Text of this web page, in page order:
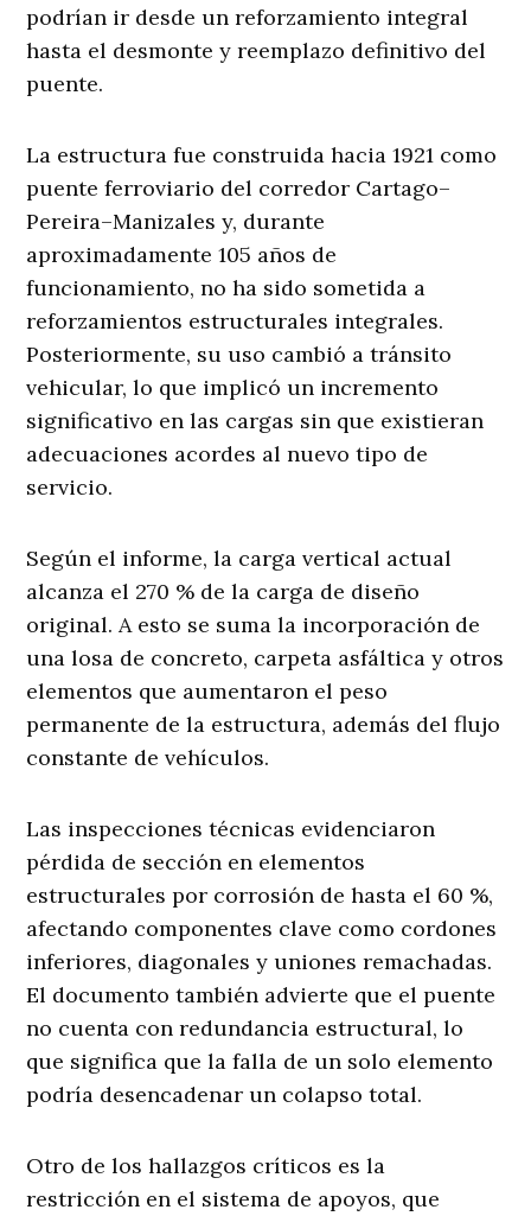
podrían ir desde un reforzamiento integral
hasta el desmonte y reemplazo definitivo del
puente.
La estructura fue construida hacia 1921 como
puente ferroviario del corredor Cartago–
Pereira–Manizales y, durante
aproximadamente 105 años de
funcionamiento, no ha sido sometida a
reforzamientos estructurales integrales.
Posteriormente, su uso cambió a tránsito
vehicular, lo que implicó un incremento
significativo en las cargas sin que existieran
adecuaciones acordes al nuevo tipo de
servicio.
Según el informe, la carga vertical actual
alcanza el 270 % de la carga de diseño
original. A esto se suma la incorporación de
una losa de concreto, carpeta asfáltica y otros
elementos que aumentaron el peso
permanente de la estructura, además del flujo
constante de vehículos.
Las inspecciones técnicas evidenciaron
pérdida de sección en elementos
estructurales por corrosión de hasta el 60 %,
afectando componentes clave como cordones
inferiores, diagonales y uniones remachadas.
El documento también advierte que el puente
no cuenta con redundancia estructural, lo
que significa que la falla de un solo elemento
podría desencadenar un colapso total.
Otro de los hallazgos críticos es la
restricción en el sistema de apoyos, que